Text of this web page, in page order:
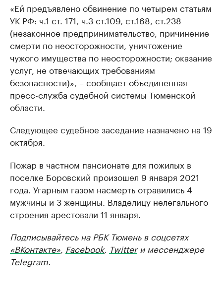
«Ей предъявлено обвинение по четырем статьям
УК РФ: ч.1 ст. 171, ч.3 ст.109, ст.168, ст.238
(незаконное предпринимательство, причинение
смерти по неосторожности, уничтожение
чужого имущества по неосторожности; оказание
услуг, не отвечающих требованиям
безопасности)», – сообщает объединенная
пресс-служба судебной системы Тюменской
области.
Следующее судебное заседание назначено на 19
октября.
Пожар в частном пансионате для пожилых в
поселке Боровский произошел 9 января 2021
года. Угарным газом насмерть отравились 4
мужчины и 3 женщины. Владелицу нелегального
строения арестовали 11 января.
Подписывайтесь на РБК Тюмень в соцсетях
«ВКонтакте» Facebook, Twitterи мессенджере
Telegram